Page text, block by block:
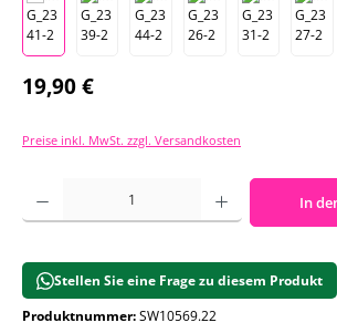
Regulärer Preis:
19,90 €
Preise inkl. MwSt. zzgl. Versandkosten
Produkt Anzahl: Gib den gewünschten Wert
In
Stellen Sie eine Frage zu diesem Produkt
Produktnummer:SW10569.22